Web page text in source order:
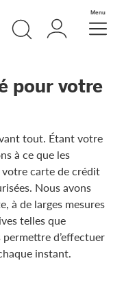
Meta Navigation
Recherche
Login Menu
pour votre
tout. Étant votre
à ce que les
carte de crédit
Nous avons
à de larges mesures
telles que
d’effectuer
instant.